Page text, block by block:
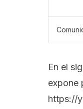
En el
expone
https://